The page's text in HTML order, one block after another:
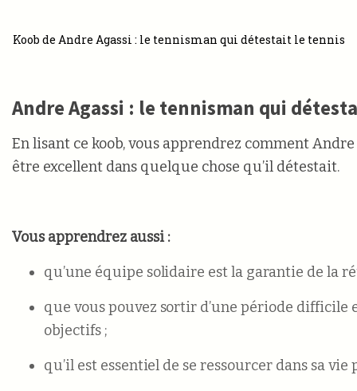
Koob de Andre Agassi : le tennisman qui détestait le tennis
Andre Agassi : le tennisman qui
En lisant ce koob, vous apprendrez comment
être excellent dans quelque chose qu’il détestait.
Vous apprendrez aussi :
qu’une équipe solidaire est la garantie de la
que vous pouvez sortir d’une période difficile
objectifs ;
qu’il est essentiel de se ressourcer dans sa vie